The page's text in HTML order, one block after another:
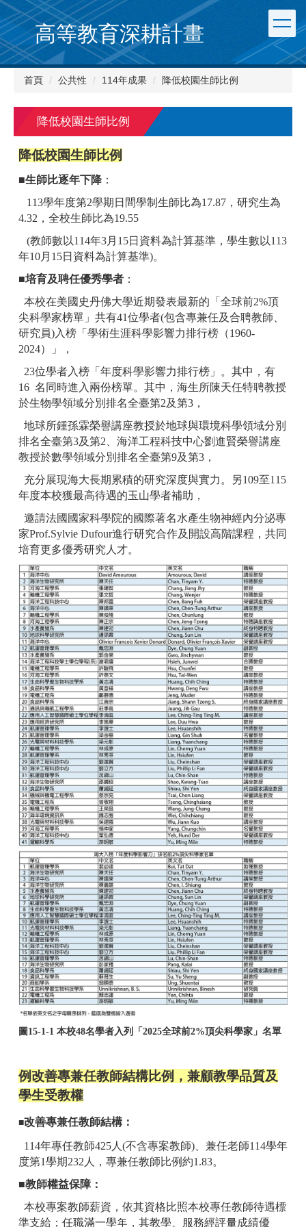
跳
到
主
要
內
高等教育深耕計畫
首頁 公共性 114年成果 降低校園生師比例
降低校園生師比例
降低校園生師比例
■生師比逐年下降 ：
113學年度第2學期日間學制生師比為17.87，研究生為
4.32，全校生師比為19.55
(教師數以114年3月15日資料為計算基準，學生數以113
年10月15日資料為計算基準)。
■培育及聘任優秀學者 ：
本校在美國史丹佛大學近期發表最新的「全球前2%頂
尖科學家榜單」共有41位學者(包含專兼任及合聘教師、
研究員)入榜「學術生涯科學影響力排行榜（1960-
2024）」，
23位學者入榜「年度科學影響力排行榜」。其中，有
16 名同時進入兩份榜單。其中，海生所陳天任特聘教授
於生物學領域分別排名全臺第2及第3，
地球所鍾孫霖榮譽講座教授於地球與環境科學領域分別
排名全臺第3及第2、海洋工程科技中心劉進賢榮譽講座
教授於數學領域分別排名全臺第9及第3，
充分展現海大長期累積的研究深度與實力。另109至115
年度本校獲最高待遇的玉山學者補助，
邀請法國國家科學院的國際著名水產生物神經內分泌專
家Prof.Sylvie Dufour進行研究合作及開設高階課程，共同
培育更多優秀研究人才。
圖15-1-1 本校48名學者入列「2025全球前2%頂尖科學家」名單
例改善專兼任教師結構比例，兼顧教學品質及
學生受教權
■改善專兼任教師結構：
114年專任教師425人(不含專案教師)、兼任老師114學年
度第1學期232人，專兼任教師比例約1.83。
■教師權益保障：
本校專案教師薪資，依其資格比照本校專任教師待遇標
準支給；任職滿一學年，其教學、服務經評量成績優